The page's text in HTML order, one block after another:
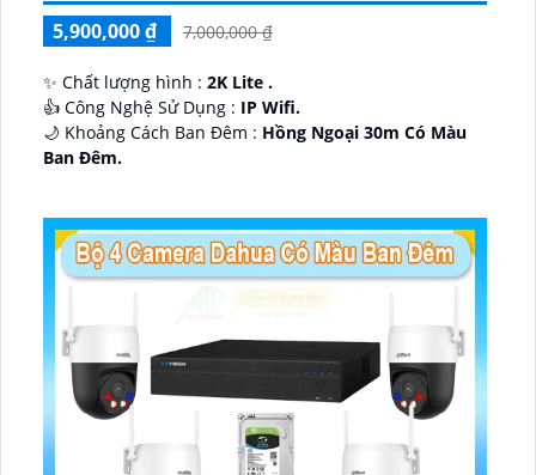
5,900,000 ₫
7,000,000 ₫
✨ Chất lượng hình : 2K Lite .
👍 Công Nghệ Sử Dụng : IP Wifi.
🌙 Khoảng Cách Ban Đêm : Hồng Ngoại 30m Có Màu
Ban Ðêm.